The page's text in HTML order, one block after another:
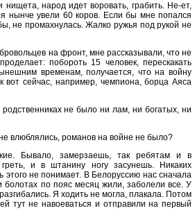
нищета, народ идет воровать, грабить. Не-ет,
нынче увели 60 коров. Если бы мне попался
не промахнулась. Жалко ружья под рукой не
на фронт, мне рассказывали, что не
побороть 15 человек, перескакать
временам, получается, что на войну
вот сейчас, например, чемпиона, борца Аяса
не было ни лам, ни богатых, ни
влюблялись, романов на войне не было?
Бывало, замерзаешь, так ребятам и в
и в штанину ногу засунешь. Никаких
этого не понимает. В Белоруссию нас сначала
болотах по пояс месяц жили, заболели все. У
Я ходить не могла, плакала. Потом
тут не навоеваться и отправили на первый